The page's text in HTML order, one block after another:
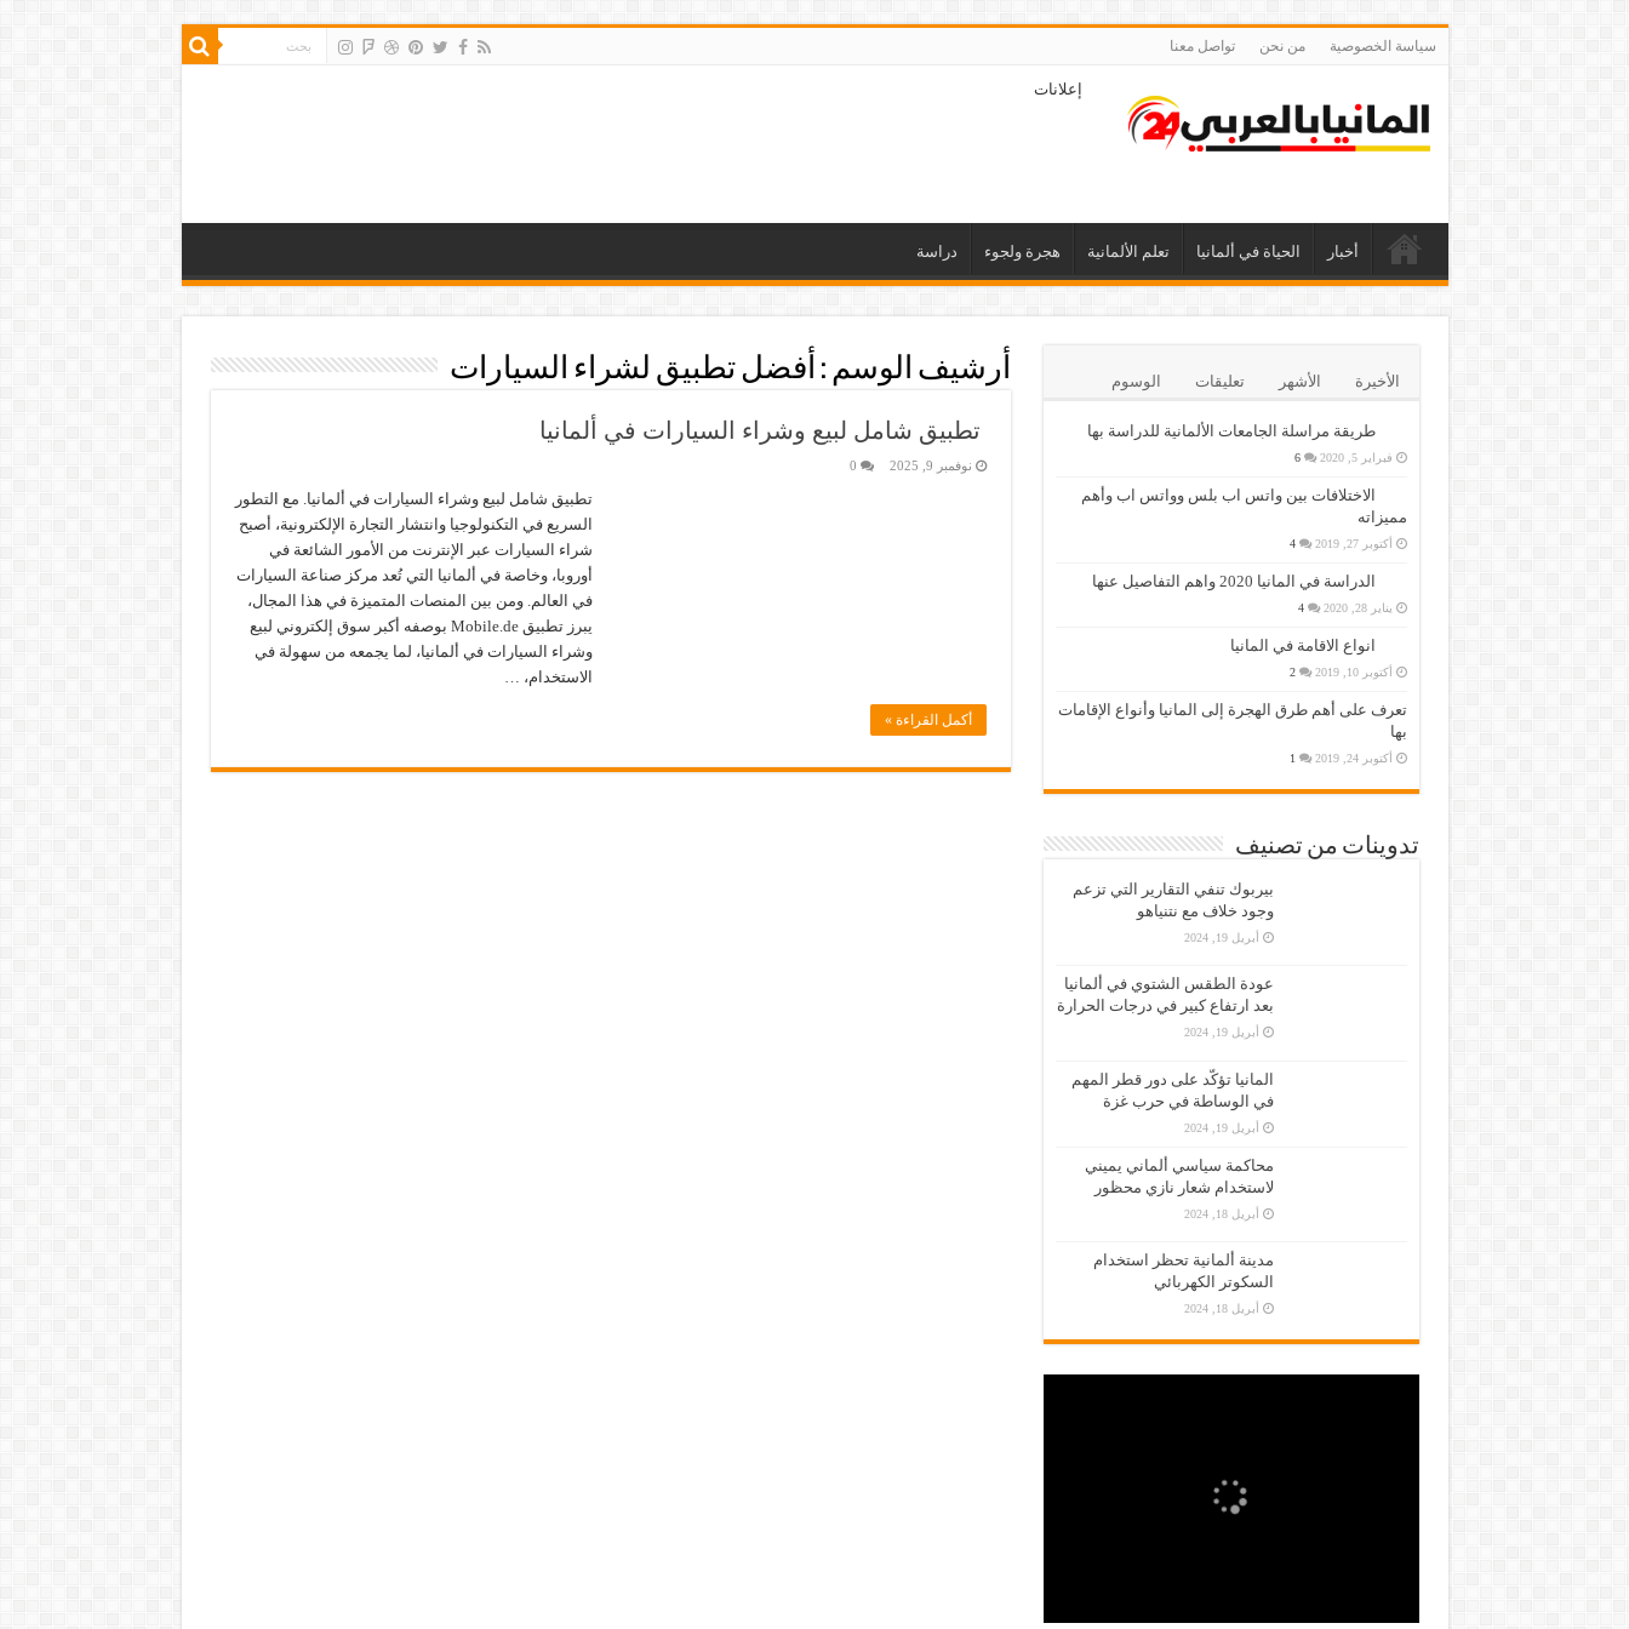
سياسة الخصوصية من نحن تواصل معنا
إعلانات
أخبار الحياة في ألمانيا تعلم الألمانية هجرة ولجوء دراسة
أرشيف الوسم : أفضل تطبيق لشراء السيارات
تطبيق شامل لبيع وشراء السيارات في ألمانيا
نوفمبر 9, 2025 0
تطبيق شامل لبيع وشراء السيارات في ألمانيا. مع التطور
السريع في التكنولوجيا وانتشار التجارة الإلكترونية، أصبح
شراء السيارات عبر الإنترنت من الأمور الشائعة في
أوروبا، وخاصة في ألمانيا التي تُعد مركز صناعة السيارات
في العالم. ومن بين المنصات المتميزة في هذا المجال،
يبرز تطبيق Mobile.de بوصفه أكبر سوق إلكتروني لبيع
وشراء السيارات في ألمانيا، لما يجمعه من سهولة في
الاستخدام، …
أكمل القراءة »
الأخيرة الأشهر تعليقات الوسوم
طريقة مراسلة الجامعات الألمانية للدراسة بها
فبراير 5, 2020 6
الاختلافات بين واتس اب بلس وواتس اب وأهم
مميزاته
أكتوبر 27, 2019 4
الدراسة في المانيا 2020 واهم التفاصيل عنها
يناير 28, 2020 4
انواع الاقامة في المانيا
أكتوبر 10, 2019 2
تعرف على أهم طرق الهجرة إلى المانيا وأنواع الإقامات
بها
أكتوبر 24, 2019 1
تدوينات من تصنيف
بيربوك تنفي التقارير التي تزعم
وجود خلاف مع نتنياهو
أبريل 19, 2024
عودة الطقس الشتوي في ألمانيا
بعد ارتفاع كبير في درجات الحرارة
أبريل 19, 2024
المانيا تؤكّد على دور قطر المهم
في الوساطة في حرب غزة
أبريل 19, 2024
محاكمة سياسي ألماني يميني
لاستخدام شعار نازي محظور
أبريل 18, 2024
مدينة ألمانية تحظر استخدام
السكوتر الكهربائي
أبريل 18, 2024